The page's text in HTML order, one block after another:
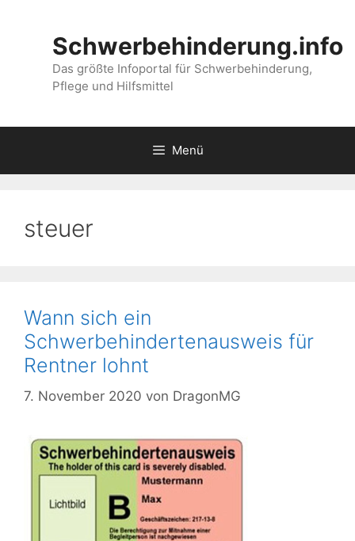
springenSchwerbehinderung.info
Das größte Infoportal für Schwerbehinderung,
Pflege und Hilfsmittel
Menü
steuer
Wann sich ein
Schwerbehindertenausweis für
Rentner lohnt
7. November 2020 von DragonMG